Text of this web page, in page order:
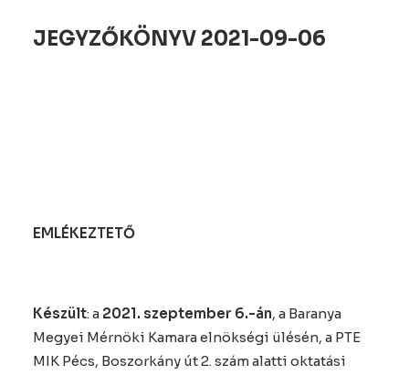
JEGYZŐKÖNYV 2021-09-06
EMLÉKEZTETŐ
Készült: a 2021. szeptember 6.-án, a Baranya
Megyei Mérnöki Kamara elnökségi ülésén, a PTE
MIK Pécs, Boszorkány út 2. szám alatti oktatási